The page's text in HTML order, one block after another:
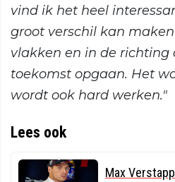
vind ik het heel
groot verschil kan
vlakken en in de richting
toekomst opgaan. Het
wordt ook hard werken."
Lees ook
Max